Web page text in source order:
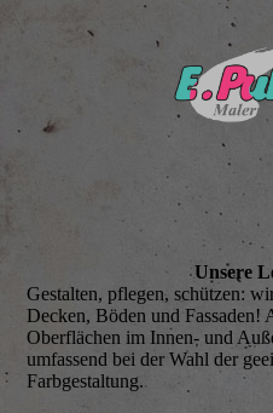
Unsere
Gestalten, pflegen, schützen:
Decken, Böden und Fassaden!
Oberflächen im Innen- und
umfassend bei der Wahl der
Farbgestaltung.